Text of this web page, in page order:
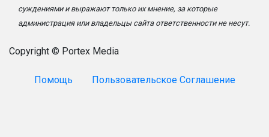
суждениями и выражают только их мнение, за которые
администрация или владельцы сайта ответственности не несут.
Copyright © Portex Media
Помощь Пользовательское Соглашение